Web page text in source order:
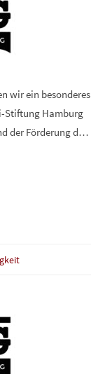
wir ein besonderes
Stiftung Hamburg
der Förderung d…